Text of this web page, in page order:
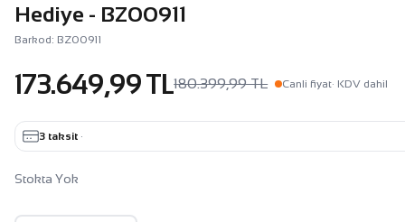
Hediye - BZ00911
Barkod: BZ00911
173.649,99 TL180.399,99 TL Canli fiyat· KDV dahil
3 taksit ·
Stokta Yok